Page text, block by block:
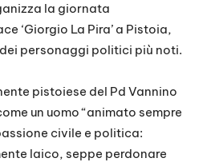
la giornata
‘Giorgio La Pira’ a Pistoia,
personaggi politici più noti.
pistoiese del Pd Vannino
un uomo “animato sempre
civile e politica:
laico, seppe perdonare